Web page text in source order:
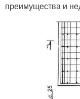
преимущества и